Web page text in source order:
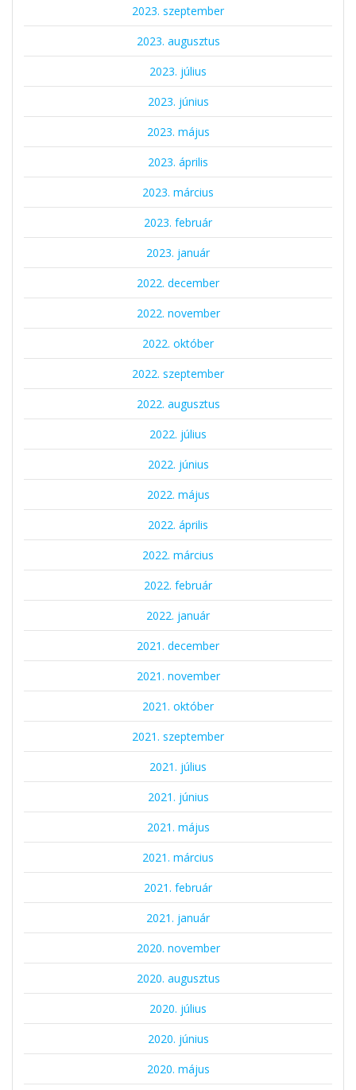
2023. szeptember
2023. augusztus
2023. július
2023. június
2023. május
2023. április
2023. március
2023. február
2023. január
2022. december
2022. november
2022. október
2022. szeptember
2022. augusztus
2022. július
2022. június
2022. május
2022. április
2022. március
2022. február
2022. január
2021. december
2021. november
2021. október
2021. szeptember
2021. július
2021. június
2021. május
2021. március
2021. február
2021. január
2020. november
2020. augusztus
2020. július
2020. június
2020. május